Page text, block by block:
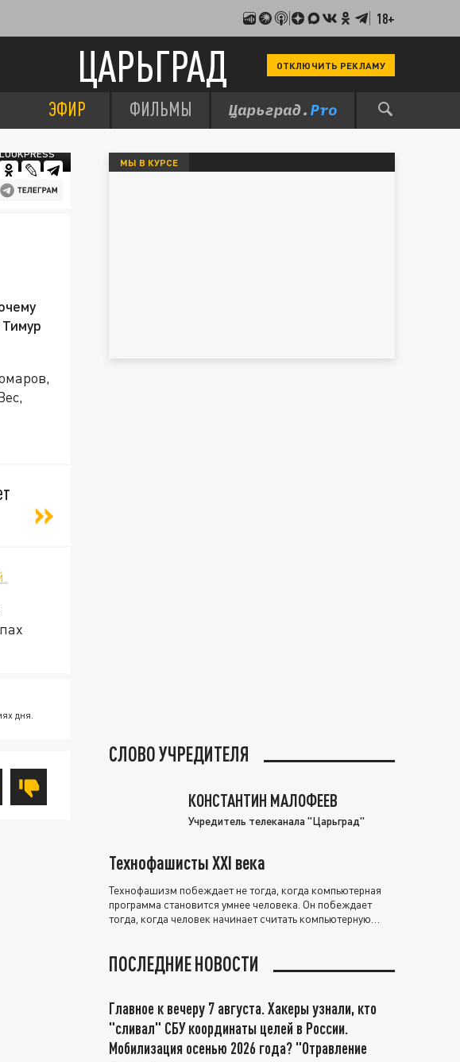
18+
ЦАРЬГРАД ОТКЛЮЧИТЬ РЕКЛАМУ
ЭФИР ФИЛЬМЫ
дня.
МЫ В КУРСЕ
СЛОВО УЧРЕДИТЕЛЯ
КОНСТАНТИН МАЛОФЕЕВ
Учредитель телеканала "Царьград"
Технофашисты XXI века
Технофашизм побеждает не тогда, когда компьютерная
программа становится умнее человека. Он побеждает
тогда, когда человек начинает считать компьютерную
ПОСЛЕДНИЕ НОВОСТИ
Главное к вечеру 7 августа. Хакеры узнали, кто
"сливал" СБУ координаты целей в России.
Мобилизация осенью 2026 года? "Отравление